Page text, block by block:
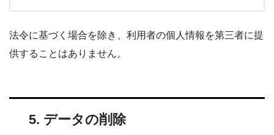
法令に基づく場合を除き、利用者の個人情報を第三者に提
供することはありません。
5. データの削除